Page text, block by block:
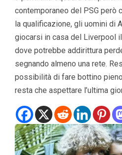
contemporaneo del PSG però
la qualificazione, gli uomini di
giocarsi in casa del Liverpool
dove potrebbe addirittura
segnando almeno una rete.
possibilità di fare bottino
resta che aspettare l’ultima